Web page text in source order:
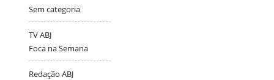
Sem categoria
TV ABJ
Foca na Semana
Redação ABJ